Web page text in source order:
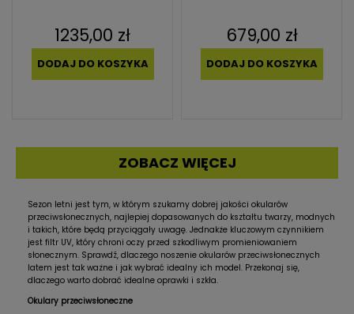
1235,00 zł
DODAJ DO KOSZYKA
679,00 zł
DODAJ DO KOSZYKA
ZOBACZ WIĘCEJ
Sezon letni jest tym, w którym szukamy dobrej jakości okularów
przeciwsłonecznych, najlepiej dopasowanych do kształtu twarzy, modnych
i takich, które będą przyciągały uwagę. Jednakże kluczowym czynnikiem
jest filtr UV, który chroni oczy przed szkodliwym promieniowaniem
słonecznym. Sprawdź, dlaczego noszenie okularów przeciwsłonecznych
latem jest tak ważne i jak wybrać idealny ich model. Przekonaj się,
dlaczego warto dobrać idealne oprawki i szkła.
Okulary przeciwsłoneczne